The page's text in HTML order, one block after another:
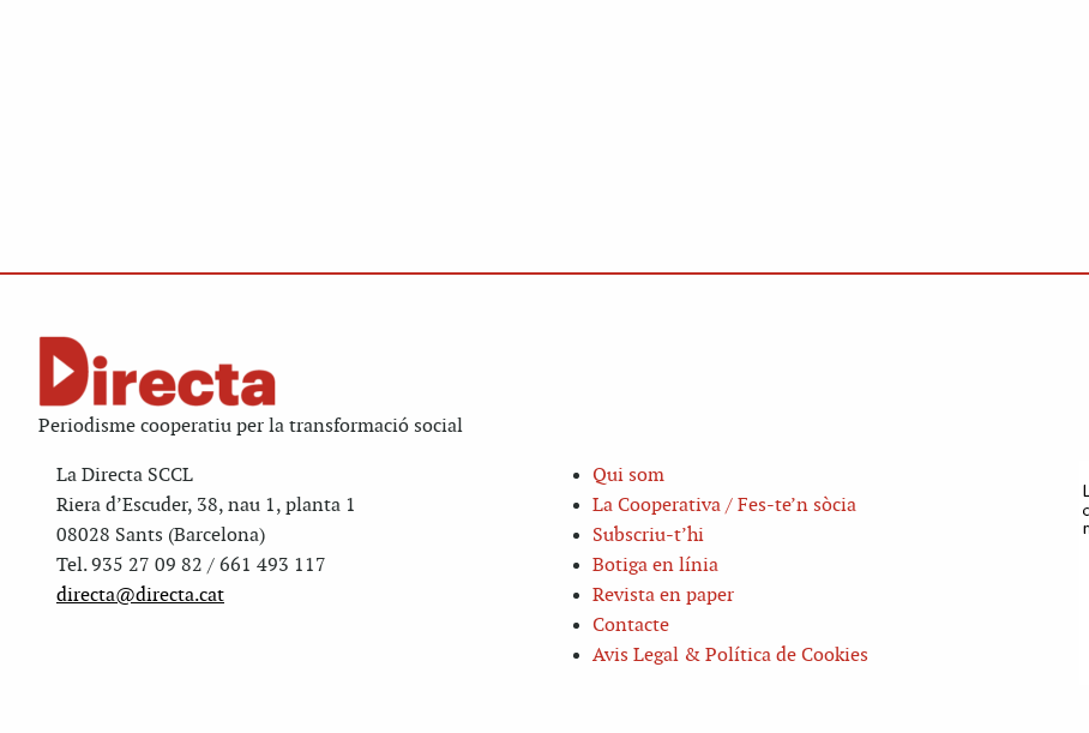
Periodisme cooperatiu per la transformació social
La Directa SCCL
Riera d’Escuder, 38, nau 1, planta 1
08028 Sants (Barcelona)
Tel. 935 27 09 82 / 661 493 117
directa@directa.cat
Qui som
La Cooperativa / Fes-te’n sòcia
Subscriu-t’hi
Botiga en línia
Revista en paper
Contacte
Avis Legal & Política de Cookies